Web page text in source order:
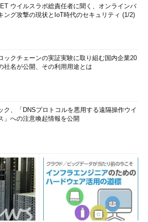
Automationアカウント
: publicNetworkAccess
disableLocalAuth
ウイルスラボ総責任者に聞く、オンラインバ
ング攻撃の現状とIoT時代のセキュリティ (1/2)
ックチェーンの実証実験に取り組む国内企業20
社名が公開、その利用用途とは
ク、「DNSプロトコルを悪用する遠隔操作ウイ
」への注意喚起情報を公開